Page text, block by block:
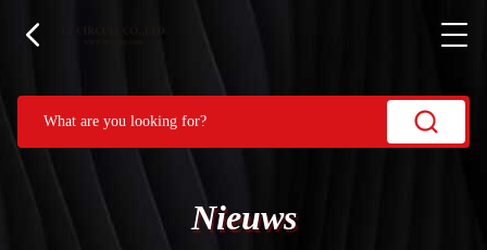
Nieuws